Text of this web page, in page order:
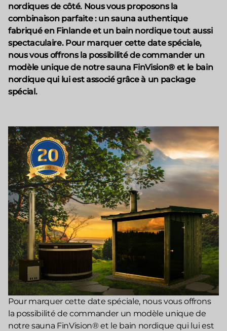
nordiques de côté. Nous vous proposons la
combinaison parfaite : un sauna authentique
fabriqué en Finlande et un bain nordique tout aussi
spectaculaire. Pour marquer cette date spéciale,
nous vous offrons la possibilité de commander un
modèle unique de notre sauna FinVision® et le bain
nordique qui lui est associé grâce à un package
spécial.
Pour marquer cette date spéciale, nous vous offrons
la possibilité de commander un modèle unique de
notre sauna FinVision® et le bain nordique qui lui est